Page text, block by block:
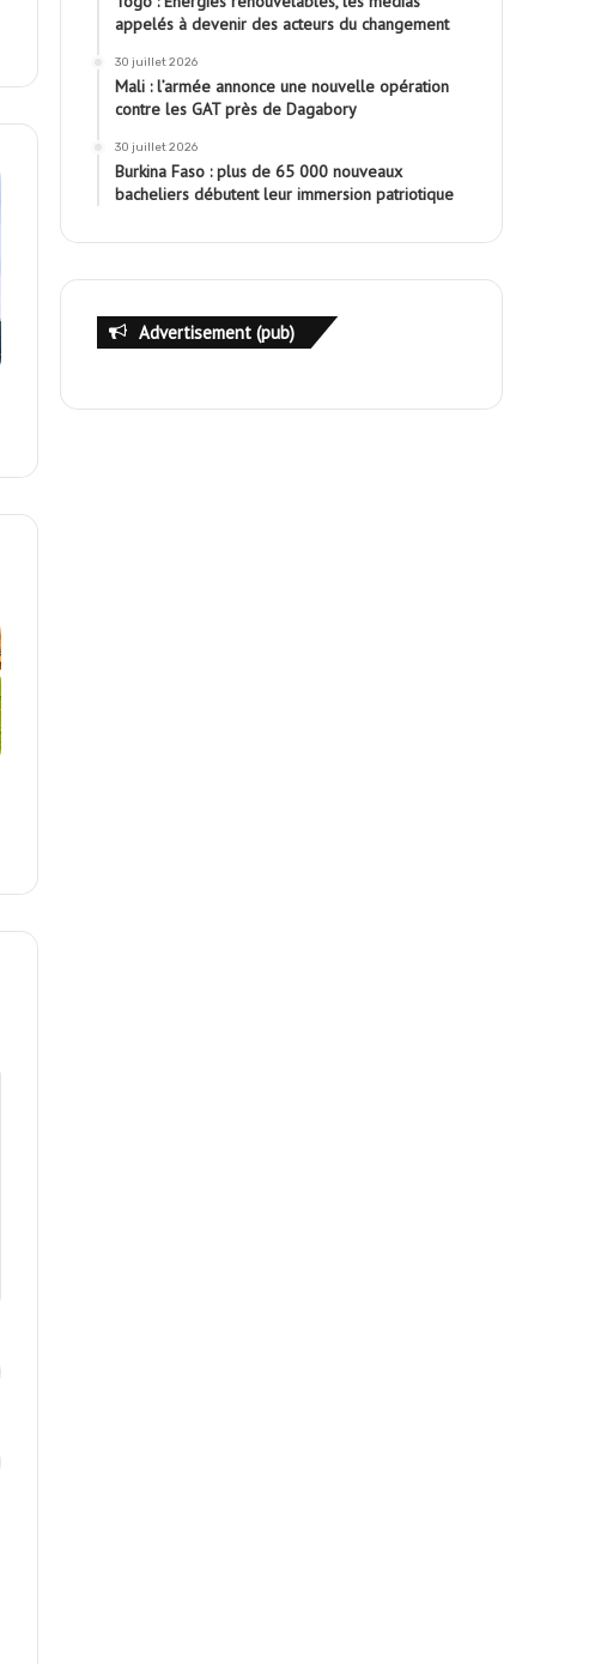
appelés à devenir des acteurs du changement
30 juillet 2026
Mali : l’armée annonce une nouvelle opération
contre les GAT près de Dagabory
30 juillet 2026
Burkina Faso : plus de 65 000 nouveaux
bacheliers débutent leur immersion patriotique
Advertisement (pub)